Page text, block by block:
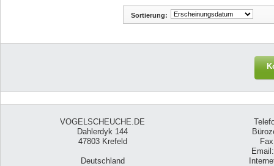
Sortierung:
VOGELSCHEUCHE.DE
Dahlerdyk 144
47803 Krefeld
Deutschland